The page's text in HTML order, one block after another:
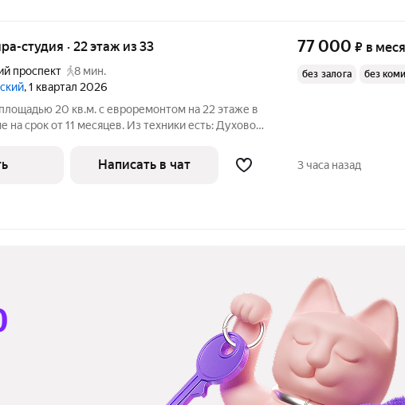
студия · 22 этаж из 33
проспект
8 мин.
, 1 квартал 2026
20 кв.м. с евроремонтом на 22 этаже в
срок от 11 месяцев. Из техники есть: Духовой
Кондиционер Микроволновка Пылесос Дом - монолитный, окна
77 000 ₽ в
без залога без
Написать в чат 3 часа назад